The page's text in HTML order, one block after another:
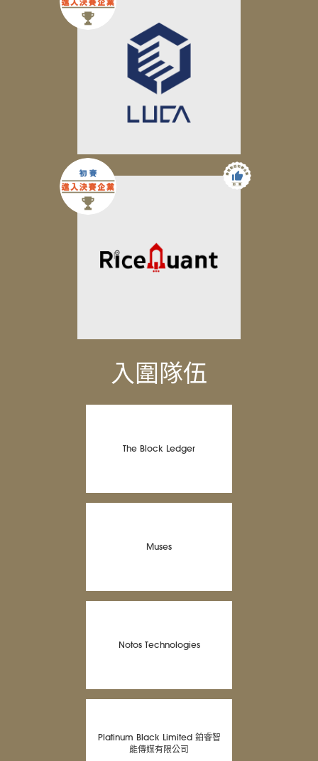
入圍隊伍
The Block Ledger
Muses
Notos Technologies
Platinum Black Limited 鉑睿智
能傳媒有限公司